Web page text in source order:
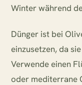
Winter während
Dünger ist bei
einzusetzen, da
Verwende einen
oder mediterrane